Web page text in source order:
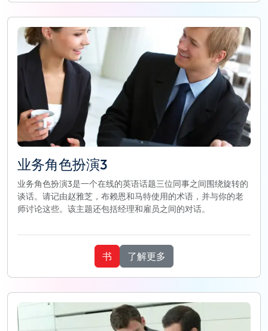
业务角色扮演3
业务角色扮演3是一个在线的英语话题三位同事之间围绕旋转的
谈话。请记由赵雅芝，布赖恩和马特使用的术语，并与你的老
师讨论这些。该主题还包括经理和雇员之间的对话。
书 了解更多